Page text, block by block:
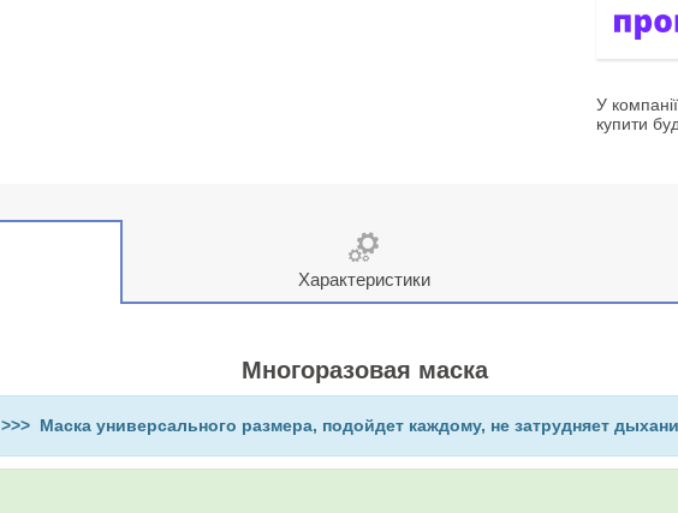
У
купити
Характеристики
Многоразовая маска
>>> Маска универсального размера, подойдет каждому, не затрудняет